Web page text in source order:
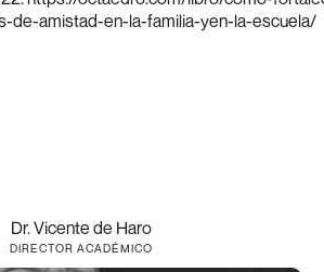
de-amistad-en-la-familia-yen-la-escuela/
Dr. Vicente de Haro
DIRECTOR ACADÉMICO